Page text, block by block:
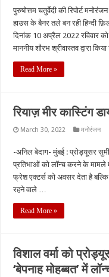
पुरुषोत्तम चतुर्वेदी की रिपोर्ट
हाउस के बैनर तले बन रही हिन्दी
दिनांक 10 अप्रैल 2022 रविवार
माननीय शौरभ श्रीवास्तव द्वारा
Read More »
रियाज़ मीर कास्टिंग
March 30, 2022 मनोरंजन
-अनिल बेदाग- मुंबई : प्रोड्यूसर
प्रतिभाओं को लॉन्च करने के
फ्रेश एक्टर्स को अवसर देता है
रहने वाले …
Read More »
विशाल वर्मा को
‘बेपनाह मोहब्बत’ में